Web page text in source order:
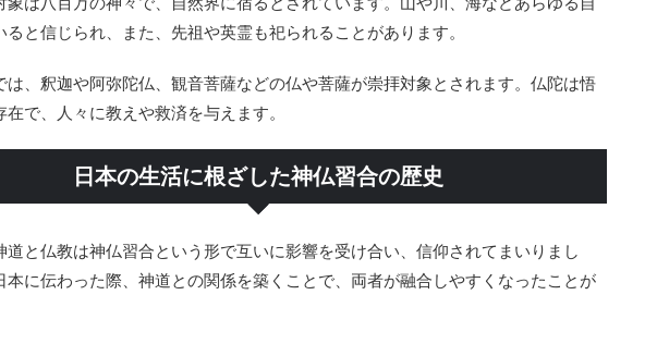
ると信じられ、また、先祖や英霊も祀られることがあります。
は、釈迦や阿弥陀仏、観音菩薩などの仏や菩薩が崇拝対象とされます。仏陀は悟
在で、人々に教えや救済を与えます。
日本の生活に根ざした神仏習合の歴史
道と仏教は神仏習合という形で互いに影響を受け合い、信仰されてまいりまし
本に伝わった際、神道との関係を築くことで、両者が融合しやすくなったことが